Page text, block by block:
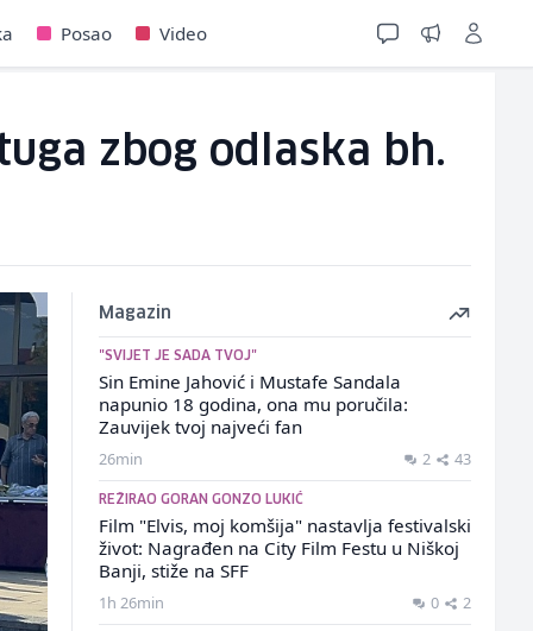
Posao Video
zbog odlaska bh.
Magazin
"SVIJET JE SADA TVOJ"
Sin Emine Jahović i Mustafe Sandala
napunio 18 godina, ona mu poručila:
Zauvijek tvoj najveći fan
26min 2 43
REŽIRAO GORAN GONZO LUKIĆ
Film "Elvis, moj komšija" nastavlja festivalski
život: Nagrađen na City Film Festu u Niškoj
Banji, stiže na SFF
1h 26min 0 2